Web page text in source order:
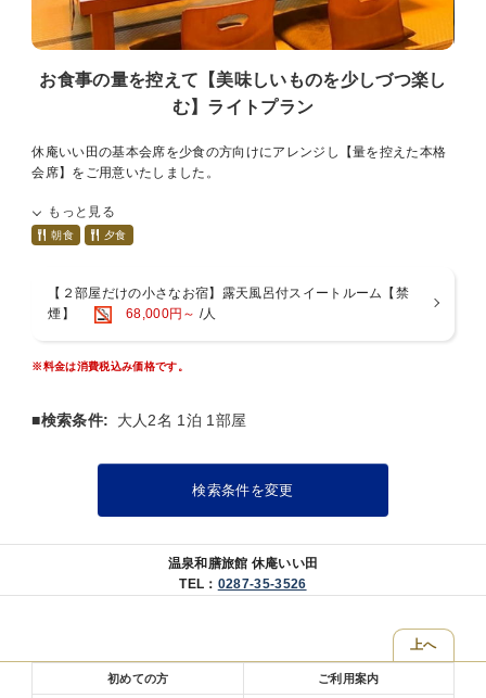
■入湯税■
■追加オプション■ 別料金がかかります
和牛しゃぶしゃぶ
誕生日、記念日
アレンジメントフラワー
シャンパン
お部屋にて整体を受けられます。
整体コース 約60分 12000円
※代金は整体師に直接お支払いください。
テラス、庭
■露天風呂■ 部屋の間取りは同じですのでどちらかになります
「那須の庵」岩風呂
「塩原の庵」ゆったり広め（ひのき枠）
ご希望がある方は備考欄に記入いただくか、宿に直接お問い合わせく
予約状況によりご用意できない場合があります。
喫煙はテラスにてお願いいたします。
【ご夕食】創作和食会席料理 ※ロブスター付
・乾杯ドリンク付き お好きな飲み物をお選びください。
くした季節の会席料理。
用意致しております。
ニューをご用意いたしました。ほっとあたたまる和朝食をゆったりと
お召し上がりください。
・アレルギーや投薬による制限には出来る限り対応いたします。
お食事の量を控えて【美味しいものを少しづつ楽し
む】ライトプラン
休庵いい田の基本会席を少食の方向けにアレンジし【量を控えた本格
会席】をご用意いたしました。
『美味しいものを少しづつ食べたい』
『旅館へ行っても会席料理を食べきれない』
■お部屋でチェックイン・チェックアウト■
・ウェルカムドリンク（スパークリング・ワイン、ソフトドリンク
・冷蔵庫 フリードリンク（緑茶、コーヒー、ミネラルウオーター
・換気機能付エアコン
※別途入湯税（お一人様150円）がかかります。
※室内禁煙（喫煙はテラスにてお願いいたします）
整体コース 約60分 12000円
※宿泊予約の際お問い合わせください。
もっと見る
朝食 夕食
【２部屋だけの小さなお宿】露天風呂付スイートルーム【禁
煙】
68,000円～ /人
※料金は消費税込み価格です。
■検索条件: 大人2名 1泊 1部屋
検索条件を変更
温泉和膳旅館 休庵いい田
TEL： 0287-35-3526
上へ
初めての方 ご利用案内